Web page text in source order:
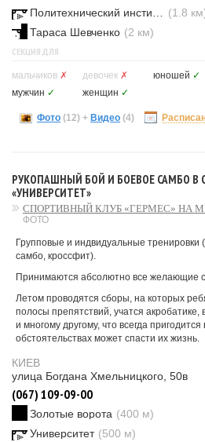
(1.8
Тараса Шевченко (2 км)
СЕКЦИЯ ДЛЯ
мальчиков ✗ девочек ✗ юношей ✓
мужчин ✓ женщин ✓
Фото (12) + Видео (4)
РУКОПАШНЫЙ БОЙ И БОЕВОЕ САМБО В
«УНИВЕРСИТЕТ»
СПОРТИВНЫЙ КЛУБ «ГЕРМЕС» НА
ФОТО
Групповые и индвидуальные
самбо, кроссфит).
Принимаются абсолютно все желающие
Летом проводятся сборы, на которых
полосы препятствий, учатся акробатике,
и многому другому, что всегда
обстоятельствах может спасти их жизнь.
КИЕВ
улица Богдана Хмельницкого, 50в
(067) 109-09-00
Золотые ворота (400 м)
Университет (500 м)